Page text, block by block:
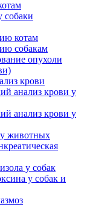
собаки
котам
собакам
опухоли
крови
анализ крови у
анализ крови у
животных
у собак
у собак и